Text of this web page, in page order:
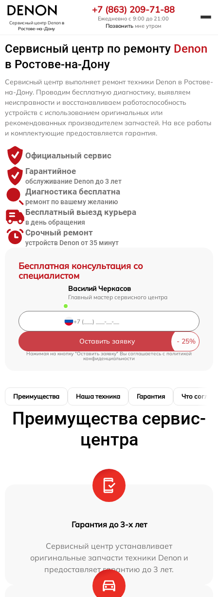
Сервисный центр Denonв
Ростове-на-Дону
+7 (863) 209-71-88
Ежедневно с 9:00 до 21:00
Позвонить мне утром
Сервисный центр по ремонту Denon
в Ростове-на-Дону
Бесплатная консультация со
специалистом
Василий Черкасов
Главный мастер сервисного центра
Оставить заявку
Нажимая на кнопку "Оставить заявку" Вы соглашаетесь c политикой
конфиденциальности
Сервисный центр выполняет ремонт техники Denon в Ростове-
на-Дону. Проводим бесплатную диагностику, выявляем
неисправности и восстанавливаем работоспособность
устройств с использованием оригинальных или
рекомендованных производителем запчастей. На все работы
и комплектующие предоставляется гарантия.
Официальный сервис
Гарантийное
обслуживание Denon до 3 лет
Диагностика бесплатна
ремонт по вашему желанию
Бесплатный выезд курьера
в день обращения
Срочный ремонт
устройств Denon от 35 минут
Преимущества Наша техника Гарантия Что
Преимущества сервис-
центра
Гарантия до 3-х лет
Сервисный центр устанавливает
оригинальные запчасти техники Denon и
предоставляет гарантию до 3 лет.